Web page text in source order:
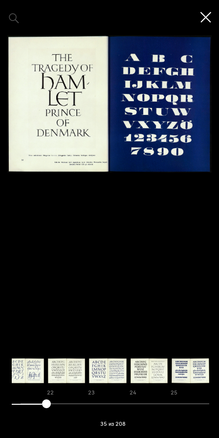
22 23 24 25
35 из 208